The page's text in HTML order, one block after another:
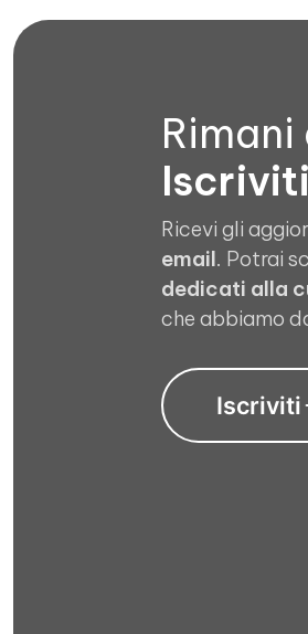
Ricevi gli
email. Potrai
dedicati alla
che abbiamo
Iscriviti